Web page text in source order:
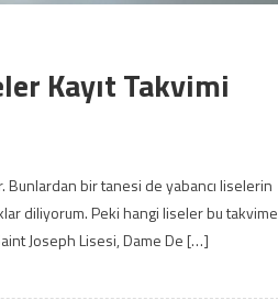
Kayıt Takvimi
bir tanesi de yabancı liselerin
diliyorum. Peki hangi liseler bu takvime
Joseph Lisesi, Dame De […]